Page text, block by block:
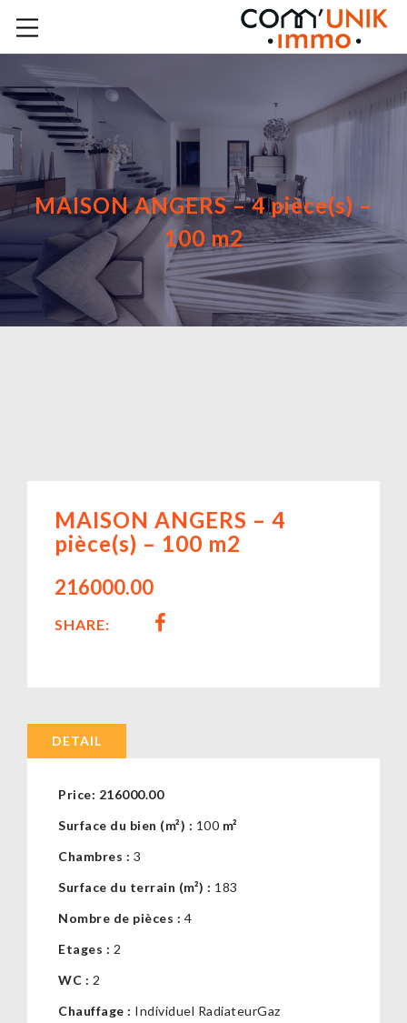
MAISON ANGERS – 4 pièce(s) –
100 m2
MAISON ANGERS – 4
pièce(s) – 100 m2
216000.00
SHARE:
DETAIL
Price: 216000.00
Surface du bien (m²) : 100 m²
Chambres : 3
Surface du terrain (m²) : 183
Nombre de pièces : 4
Etages : 2
WC : 2
Chauffage : Individuel RadiateurGaz